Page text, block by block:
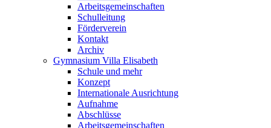
Arbeitsgemeinschaften
Schulleitung
Förderverein
Kontakt
Archiv
Gymnasium Villa Elisabeth
Schule und mehr
Konzept
Internationale Ausrichtung
Aufnahme
Abschlüsse
Arbeitsgemeinschaften